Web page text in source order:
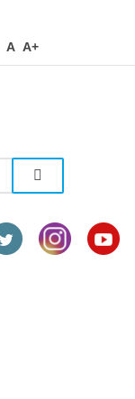
A A+